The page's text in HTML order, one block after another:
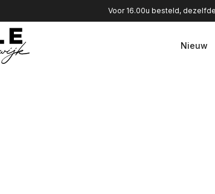
Voor 16.00u besteld,
Nieuw